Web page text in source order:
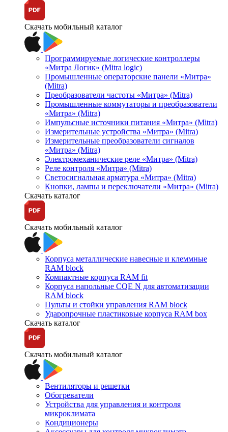
Скачать мобильный каталог
Программируемые логические контроллеры
«Митра Логик» (Mitra logic)
Промышленные операторские панели «Митра»
(Mitra)
Преобразователи частоты «Митра» (Mitra)
Промышленные коммутаторы и преобразователи
«Митра» (Mitra)
Импульсные источники питания «Митра» (Mitra)
Измерительные устройства «Митра» (Mitra)
Измерительные преобразователи сигналов
«Митра» (Mitra)
Электромеханические реле «Митра» (Mitra)
Реле контроля «Митра» (Mitra)
Светосигнальная арматура «Митра» (Mitra)
Кнопки, лампы и переключатели «Митра» (Mitra)
Скачать каталог
Скачать мобильный каталог
Корпуса металлические навесные и клеммные
RAM block
Компактные корпуса RAM fit
Корпуса напольные CQE N для автоматизации
RAM block
Пульты и стойки управления RAM block
Ударопрочные пластиковые корпуса RAM box
Скачать каталог
Скачать мобильный каталог
Вентиляторы и решетки
Обогреватели
Устройства для управления и контроля
микроклимата
Кондиционеры